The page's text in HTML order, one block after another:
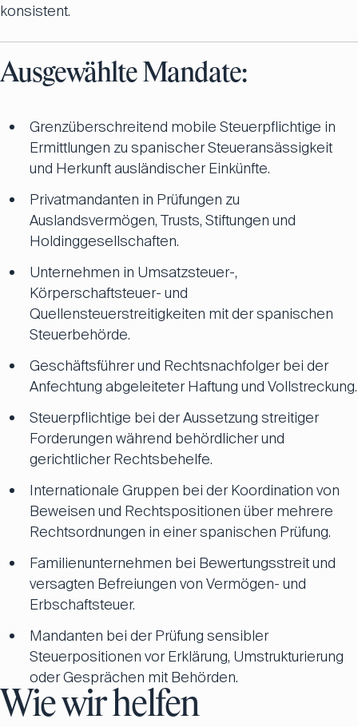
konsistent.
Ausgewählte Mandate:
Grenzüberschreitend mobile Steuerpflichtige in
Ermittlungen zu spanischer Steueransässigkeit
und Herkunft ausländischer Einkünfte.
Privatmandanten in Prüfungen zu
Auslandsvermögen, Trusts, Stiftungen und
Holdinggesellschaften.
Unternehmen in Umsatzsteuer-,
Körperschaftsteuer- und
Quellensteuerstreitigkeiten mit der spanischen
Steuerbehörde.
Geschäftsführer und Rechtsnachfolger bei der
Anfechtung abgeleiteter Haftung und Vollstreckung.
Steuerpflichtige bei der Aussetzung streitiger
Forderungen während behördlicher und
gerichtlicher Rechtsbehelfe.
Internationale Gruppen bei der Koordination von
Beweisen und Rechtspositionen über mehrere
Rechtsordnungen in einer spanischen Prüfung.
Familienunternehmen bei Bewertungsstreit und
versagten Befreiungen von Vermögen- und
Erbschaftsteuer.
Mandanten bei der Prüfung sensibler
Steuerpositionen vor Erklärung, Umstrukturierung
oder Gesprächen mit Behörden.
Wie wir helfen